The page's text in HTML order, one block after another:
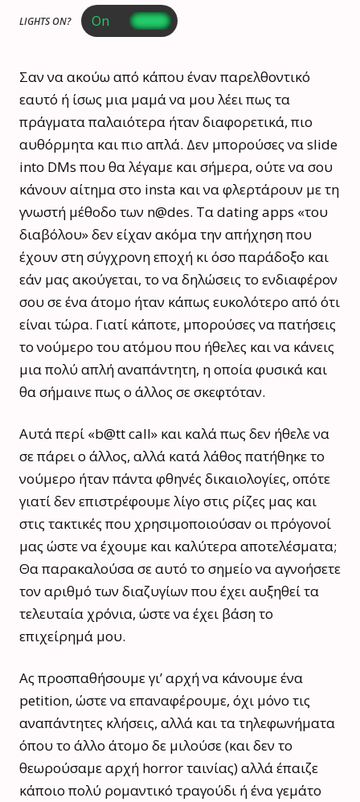
LIGHTS ON?
Σαν να ακούω από κάπου έναν παρελθοντικό
εαυτό ή ίσως μια μαμά να μου λέει πως τα
πράγματα παλαιότερα ήταν διαφορετικά, πιο
αυθόρμητα και πιο απλά. Δεν μπορούσες να slide
into DMs που θα λέγαμε και σήμερα, ούτε να σου
κάνουν αίτημα στο insta και να φλερτάρουν με τη
γνωστή μέθοδο των n@des. Tα dating apps «του
διαβόλου» δεν είχαν ακόμα την απήχηση που
έχουν στη σύγχρονη εποχή κι όσο παράδοξο και
εάν μας ακούγεται, το να δηλώσεις το ενδιαφέρον
σου σε ένα άτομο ήταν κάπως ευκολότερο από ότι
είναι τώρα. Γιατί κάποτε, μπορούσες να πατήσεις
το νούμερο του ατόμου που ήθελες και να κάνεις
μια πολύ απλή αναπάντητη, η οποία φυσικά και
θα σήμαινε πως ο άλλος σε σκεφτόταν.
Αυτά περί «b@tt call» και καλά πως δεν ήθελε να
σε πάρει ο άλλος, αλλά κατά λάθος πατήθηκε το
νούμερο ήταν πάντα φθηνές δικαιολογίες, οπότε
γιατί δεν επιστρέφουμε λίγο στις ρίζες μας και
στις τακτικές που χρησιμοποιούσαν οι πρόγονοί
μας ώστε να έχουμε και καλύτερα αποτελέσματα;
Θα παρακαλούσα σε αυτό το σημείο να αγνοήσετε
τον αριθμό των διαζυγίων που έχει αυξηθεί τα
τελευταία χρόνια, ώστε να έχει βάση το
επιχείρημά μου.
Ας προσπαθήσουμε γι’ αρχή να κάνουμε ένα
petition, ώστε να επαναφέρουμε, όχι μόνο τις
αναπάντητες κλήσεις, αλλά και τα τηλεφωνήματα
όπου το άλλο άτομο δε μιλούσε (και δεν το
θεωρούσαμε αρχή horror ταινίας) αλλά έπαιζε
κάποιο πολύ ρομαντικό τραγούδι ή ένα γεμάτο